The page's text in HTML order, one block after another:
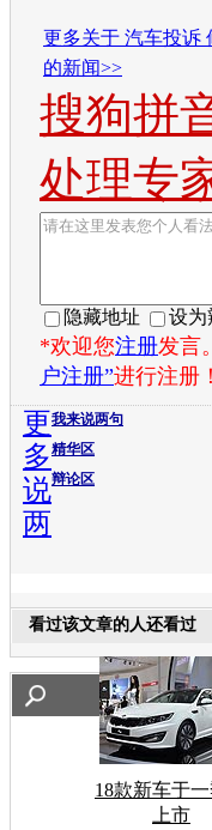
更多关于 汽车投诉
的新闻>>
搜狗拼
处理专
隐藏地址 设为
*欢迎您注册发言
户注册”进行注册！
我来说两句
精华区
辩论区
更
多
说
两
看过该文章的人还看过
18款新车于
上市